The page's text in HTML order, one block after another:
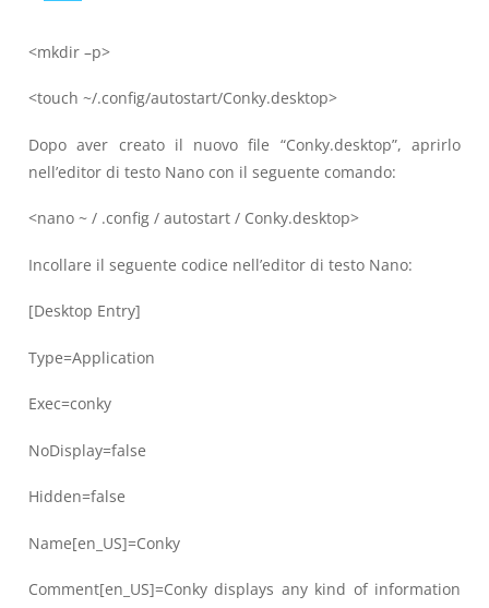
<mkdir –p>
<touch ~/.config/autostart/Conky.desktop>
Dopo aver creato il nuovo file “Conky.desktop”, aprirlo
nell’editor di testo Nano con il seguente comando:
<nano ~ / .config / autostart / Conky.desktop>
Incollare il seguente codice nell’editor di testo Nano:
[Desktop Entry]
Type=Application
Exec=conky
NoDisplay=false
Hidden=false
Name[en_US]=Conky
Comment[en_US]=Conky displays any kind of information